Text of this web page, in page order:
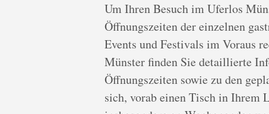
Um Ihren Besuch im Uferlos
Öffnungszeiten der einzelnen
Events und Festivals im Voraus
Münster finden Sie detaillierte
Öffnungszeiten sowie zu den
sich, vorab einen Tisch in Ihrem